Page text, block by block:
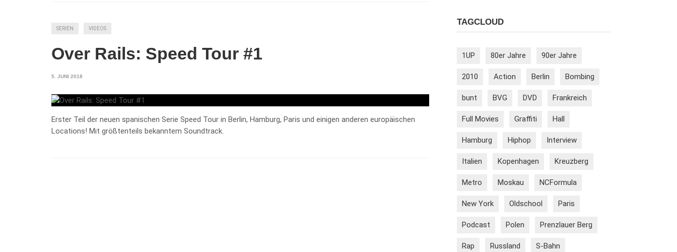
SERIEN VIDEOS
Over Rails: Speed Tour #1
5. JUNI 2018
Erster Teil der neuen spanischen Serie Speed Tour in Berlin, Hamburg, Paris und einigen anderen europäischen
Locations! Mit größtenteils bekanntem Soundtrack.
TAGCLOUD
1UP 80er Jahre 90er Jahre
2010 Action Berlin Bombing
bunt BVG DVD Frankreich
Full Movies Graffiti Hall
Hamburg Hiphop Interview
Italien Kopenhagen Kreuzberg
Metro Moskau NCFormula
New York Oldschool Paris
Podcast Polen Prenzlauer Berg
Rap Russland S-Bahn